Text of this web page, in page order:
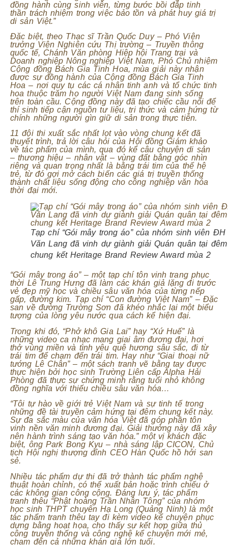
đồng hành cùng sinh viên, từng bước bồi đắp tinh
thần trách nhiệm trong việc bảo tồn và phát huy giá trị
di sản Việt.”
Đặc biệt, theo Thạc sĩ Trần Quốc Duy – Phó Viện
trưởng Viện Nghiên cứu Thị trường – Truyền thông
quốc tế, Chánh Văn phòng Hiệp hội Trang trại và
Doanh nghiệp Nông nghiệp Việt Nam, Phó Chủ nhiệm
Cộng đồng Bách Gia Tinh Hoa, mùa giải này nhận
được sự đồng hành của Cộng đồng Bách Gia Tinh
Hoa – nơi quy tụ các cá nhân tinh anh và tổ chức tinh
hoa thuộc trăm họ người Việt Nam đang sinh sống
trên toàn cầu. Cộng đồng này đã tạo chiếc cầu nối để
thí sinh tiếp cận nguồn tư liệu, tri thức và cảm hứng từ
chính những người gìn giữ di sản trong thực tiễn.
11 đội thi xuất sắc nhất lọt vào vòng chung kết đã
thuyết trình, trả lời câu hỏi của Hội đồng Giám khảo
về tác phẩm của mình, qua đó kể câu chuyện di sản
– thương hiệu – nhân vật – vùng đất bằng góc nhìn
riêng và quan trọng nhất là bằng trái tim của thế hệ
trẻ, từ đó gợi mở cách biến các giá trị truyền thống
thành chất liệu sống động cho công nghiệp văn hóa
thời đại mới.
Tạp chí “Gói mây trong áo” của nhóm sinh viên ĐH
Văn Lang đã vinh dự giành giải Quán quân tại đêm
chung kết Heritage Brand Review Award mùa 2
“Gói mây trong áo” – một tạp chí tôn vinh trang phục
thời Lê Trung Hưng đã làm các khán giả lặng đi trước
vẻ đẹp mỹ học và chiều sâu văn hóa của từng nếp
gấp, đường kim. Tạp chí “Con đường Việt Nam” – Đặc
san về đường Trường Sơn đã khéo nhắc lại một biểu
tượng của lòng yêu nước qua cách kể hiện đại.
Trong khi đó, “Phở khô Gia Lai” hay “Xứ Huế” là
những video ca nhạc mang giai âm đương đại, hơi
thở vùng miền và tình yêu quê hương sâu sắc, đi từ
trái tim để chạm đến trái tim. Hay như “Giai thoại nữ
tướng Lê Chân” – một sách tranh vẽ bằng tay được
thực hiện bởi học sinh Trường Liên cấp Alpha Hải
Phòng đã thực sự chứng minh rằng tuổi nhỏ không
đồng nghĩa với thiếu chiều sâu văn hóa…
“Tôi tự hào về giới trẻ Việt Nam và sự tinh tế trong
những đề tài truyền cảm hứng tại đêm chung kết này.
Sự đa sắc màu của văn hóa Việt đã góp phần tôn
vinh nền văn minh đương đại. Giải thưởng này đã xây
nên hành trình sáng tạo văn hóa.”một vị khách đặc
biệt, ôngPark Bong Kyu – nhà sáng lập CICON, Chủ
tịch Hội nghị thượng đỉnh CEO Hàn Quốchồ hởi san
sẻ.
Nhiều tác phẩm dự thi đã trở thành tác phẩm nghệ
thuật hoàn chỉnh, có thể xuất bản hoặc trình chiếu ở
các không gian công cộng. Đáng lưu ý, tác phẩm
tranh thêu “Phật hoàng Trần Nhân Tông” của nhóm
học sinh THPT chuyên Hạ Long (Quảng Ninh) là một
tác phẩm tranh thêu tay đi kèm video kể chuyện phục
dựng bằng hoạt họa, cho thấy sự kết hợp giữa thủ
công truyền thống và công nghệ kể chuyện mới mẻ,
chạm đến cả những khán giả lớn tuổi.